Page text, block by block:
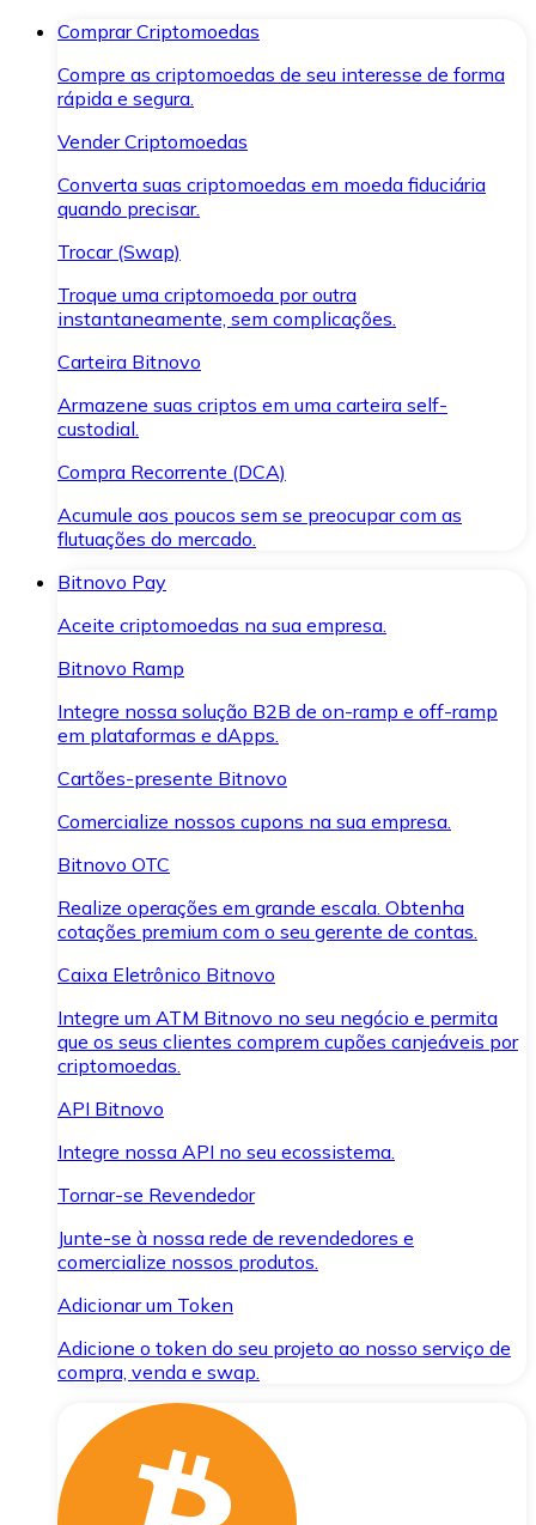
Comprar Criptomoedas
Compre as criptomoedas de seu interesse de forma
rápida e segura.
Vender Criptomoedas
Converta suas criptomoedas em moeda fiduciária
quando precisar.
Trocar (Swap)
Troque uma criptomoeda por outra
instantaneamente, sem complicações.
Carteira Bitnovo
Armazene suas criptos em uma carteira self-
custodial.
Compra Recorrente (DCA)
Acumule aos poucos sem se preocupar com as
flutuações do mercado.
Bitnovo Pay
Aceite criptomoedas na sua empresa.
Bitnovo Ramp
Integre nossa solução B2B de on-ramp e off-ramp
em plataformas e dApps.
Cartões-presente Bitnovo
Comercialize nossos cupons na sua empresa.
Bitnovo OTC
Realize operações em grande escala. Obtenha
cotações premium com o seu gerente de contas.
Caixa Eletrônico Bitnovo
Integre um ATM Bitnovo no seu negócio e permita
que os seus clientes comprem cupões canjeáveis por
criptomoedas.
API Bitnovo
Integre nossa API no seu ecossistema.
Tornar-se Revendedor
Junte-se à nossa rede de revendedores e
comercialize nossos produtos.
Adicionar um Token
Adicione o token do seu projeto ao nosso serviço de
compra, venda e swap.